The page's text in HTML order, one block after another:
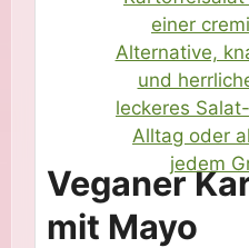
Veganer
mit Mayo